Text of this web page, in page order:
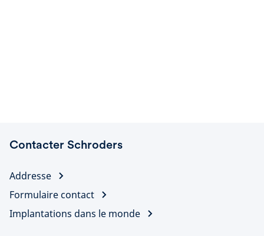
Contacter Schroders
Addresse
Formulaire contact
Implantations dans le monde